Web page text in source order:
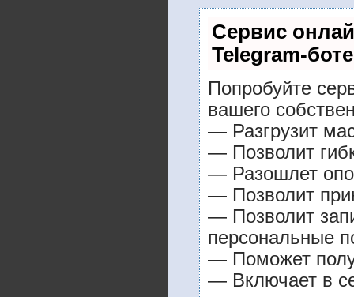
Сервис
Telegram-боте
Попробуйте
вашего
— Разгрузит
— Позволит
— Разошлет
— Позволит
— Позволит
персональные
— Поможет
— Включает в